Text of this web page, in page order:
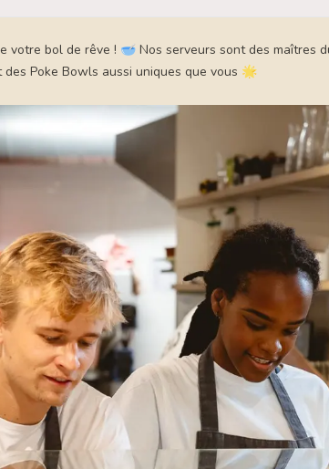
votre bol de rêve ! 🥣 Nos serveurs sont des maîtres
Poke Bowls aussi uniques que vous 🌟